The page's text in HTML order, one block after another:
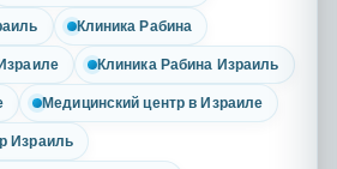
Клиника Рабина
Клиника Рабина Израиль
Медицинский центр в Израиле
Израиль